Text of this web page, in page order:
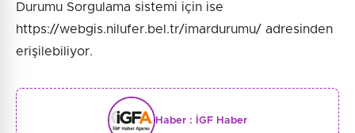
Durumu Sorgulama sistemi için ise
https://webgis.nilufer.bel.tr/imardurumu/ adresinden
erişilebiliyor.
Haber : İGF Haber